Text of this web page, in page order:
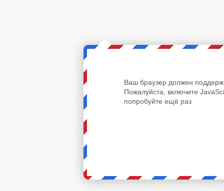
Ваш браузер должен
Пожалуйста, включите
попробуйте ещё раз